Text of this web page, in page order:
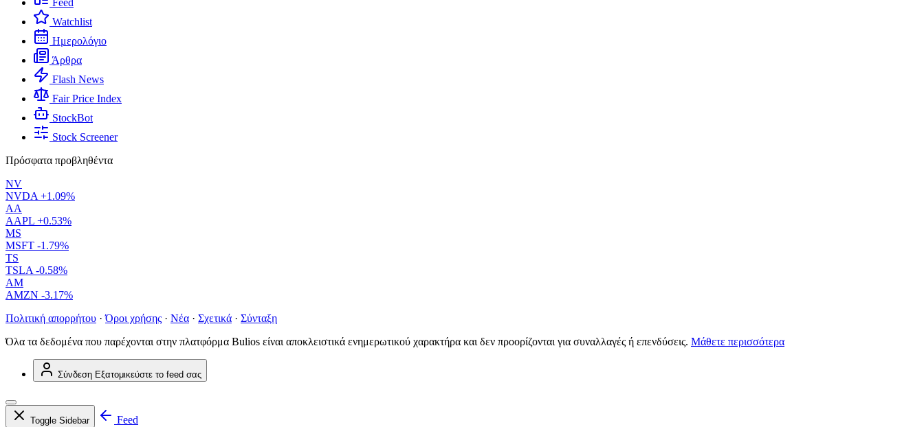
Feed
Watchlist
Ημερολόγιο
Άρθρα
Flash News
Fair Price Index
StockBot
Stock Screener
Πρόσφατα προβληθέντα
NV
NVDA +1.09%
AA
AAPL +0.53%
MS
MSFT -1.79%
TS
TSLA -0.58%
AM
AMZN -3.17%
Πολιτική απορρήτου · Όροι χρήσης · Νέα · Σχετικά · Σύνταξη
Όλα τα δεδομένα που παρέχονται στην πλατφόρμα Bulios είναι αποκλειστικά ενημερωτικού χαρακτήρα και δεν προορίζονται για συναλλαγές ή επενδύσεις. Μάθετε περισσότερα
Σύνδεση Εξατομικεύστε το feed σας
Toggle Sidebar
Feed